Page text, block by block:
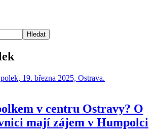
v centru Ostravy? O
mají zájem v Humpolci